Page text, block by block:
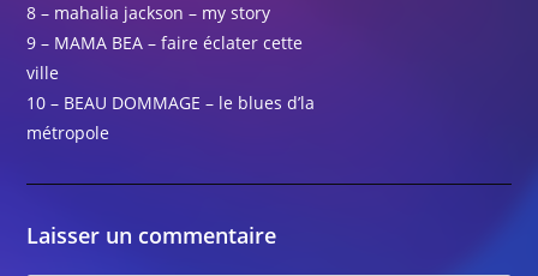
8 – mahalia jackson – my story
9 – MAMA BEA – faire éclater cette
ville
10 – BEAU DOMMAGE – le blues d’la
métropole
Laisser un commentaire